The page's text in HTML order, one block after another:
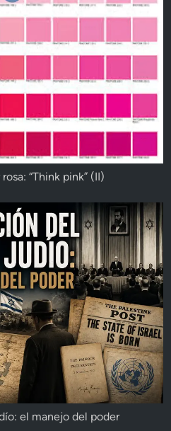
“Think pink” (II)
el manejo del poder